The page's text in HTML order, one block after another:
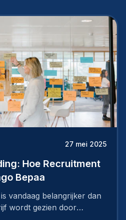
27 mei 2025
Hoe Recruitment
Bepaa
vandaag belangrijker dan
wordt gezien door